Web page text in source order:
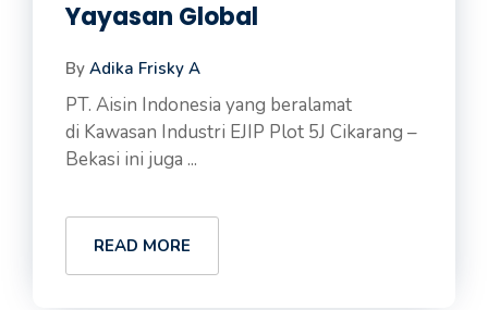
Yayasan Global
By Adika Frisky A
PT. Aisin Indonesia yang beralamat
di Kawasan Industri EJIP Plot 5J Cikarang –
Bekasi ini juga ...
READ MORE